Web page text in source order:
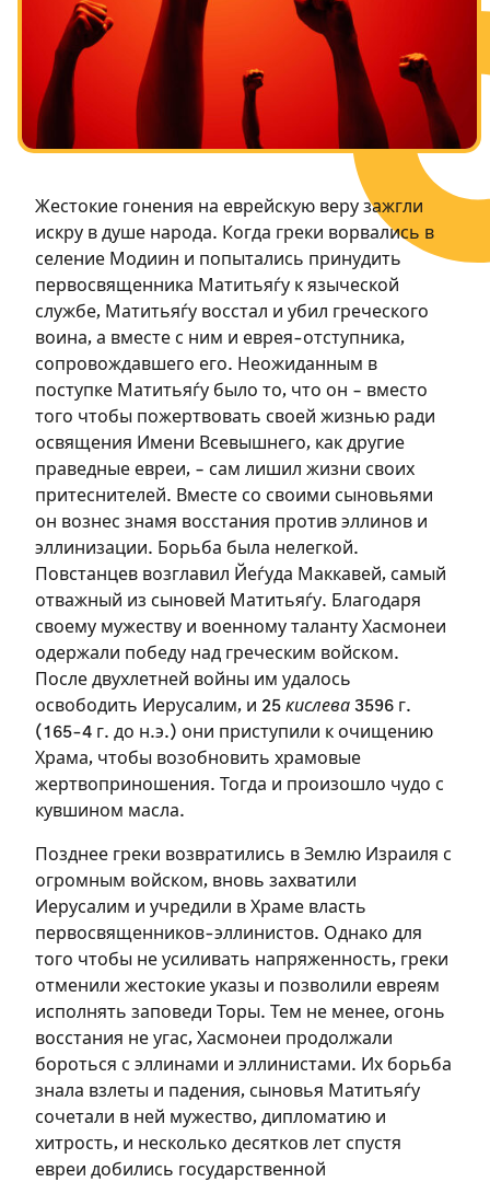
Посты в память о разрушенном Храме
Ханука
Пурим
Жестокие гонения на еврейскую веру зажгли
искру в душе народа. Когда греки ворвались в
селение Модиин и попытались принудить
первосвященника Матитьяѓу к языческой
службе, Матитьяѓу восстал и убил греческого
воина, а вместе с ним и еврея-отступника,
сопровождавшего его. Неожиданным в
поступке Матитьяѓу было то, что он – вместо
того чтобы пожертвовать своей жизнью ради
освящения Имени Всевышнего, как другие
праведные евреи, – сам лишил жизни своих
притеснителей. Вместе со своими сыновьями
он вознес знамя восстания против эллинов и
эллинизации. Борьба была нелегкой.
Повстанцев возглавил Йеѓуда Маккавей, самый
отважный из сыновей Матитьяѓу. Благодаря
своему мужеству и военному таланту Хасмонеи
одержали победу над греческим войском.
После двухлетней войны им удалось
освободить Иерусалим, и 25 кислева 3596 г.
(165-4 г. до н.э.) они приступили к очищению
Храма, чтобы возобновить храмовые
жертвоприношения. Тогда и произошло чудо с
кувшином масла.
Позднее греки возвратились в Землю Израиля с
огромным войском, вновь захватили
Иерусалим и учредили в Храме власть
первосвященников-эллинистов. Однако для
того чтобы не усиливать напряженность, греки
отменили жестокие указы и позволили евреям
исполнять заповеди Торы. Тем не менее, огонь
восстания не угас, Хасмонеи продолжали
бороться с эллинами и эллинистами. Их борьба
знала взлеты и падения, сыновья Матитьяѓу
сочетали в ней мужество, дипломатию и
хитрость, и несколько десятков лет спустя
евреи добились государственной
Зарегистрироваться
на сайте
Чтобы делать пометки на сайте,
необходимо зарегистрироваться.